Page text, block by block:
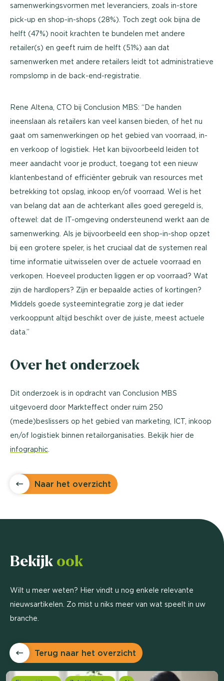
samenwerkingsvormen met leveranciers, zoals in-store
pick-up en shop-in-shops (28%). Toch zegt ook bijna de
helft (47%) nooit krachten te bundelen met andere
retailer(s) en geeft ruim de helft (51%) aan dat
samenwerken met andere retailers leidt tot administratieve
rompslomp in de back-end-registratie.
Rene Altena, CTO bij Conclusion MBS: “De handen
ineenslaan als retailers kan veel kansen bieden, of het nu
gaat om samenwerkingen op het gebied van voorraad, in-
en verkoop of logistiek. Het kan bijvoorbeeld leiden tot
meer aandacht voor je product, toegang tot een nieuw
klantenbestand of efficiënter gebruik van resources met
betrekking tot opslag, inkoop en/of voorraad. Wel is het
van belang dat aan de achterkant alles goed geregeld is,
oftewel: dat de IT-omgeving ondersteunend werkt aan de
samenwerking. Als je bijvoorbeeld een shop-in-shop opzet
bij een grotere speler, is het cruciaal dat de systemen real
time informatie uitwisselen over de actuele voorraad en
verkopen. Hoeveel producten liggen er op voorraad? Wat
zijn de hardlopers? Zijn er bepaalde acties of kortingen?
Middels goede systeemintegratie zorg je dat ieder
verkooppunt altijd beschikt over de juiste, meest actuele
data.”
Over het onderzoek
Dit onderzoek is in opdracht van Conclusion MBS
uitgevoerd door Markteffect onder ruim 250
(mede)beslissers op het gebied van marketing, ICT, inkoop
en/of logistiek binnen retailorganisaties. Bekijk hier de
infographic
Naar het overzicht
Bekijk ook
Wilt u meer weten? Hier vindt u nog enkele relevante
nieuwsartikelen. Zo mist u niks meer van wat speelt in uw
branche.
Terug naar het overzicht